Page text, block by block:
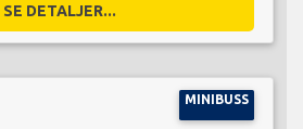
SE DETALJER...
MINIBUSS